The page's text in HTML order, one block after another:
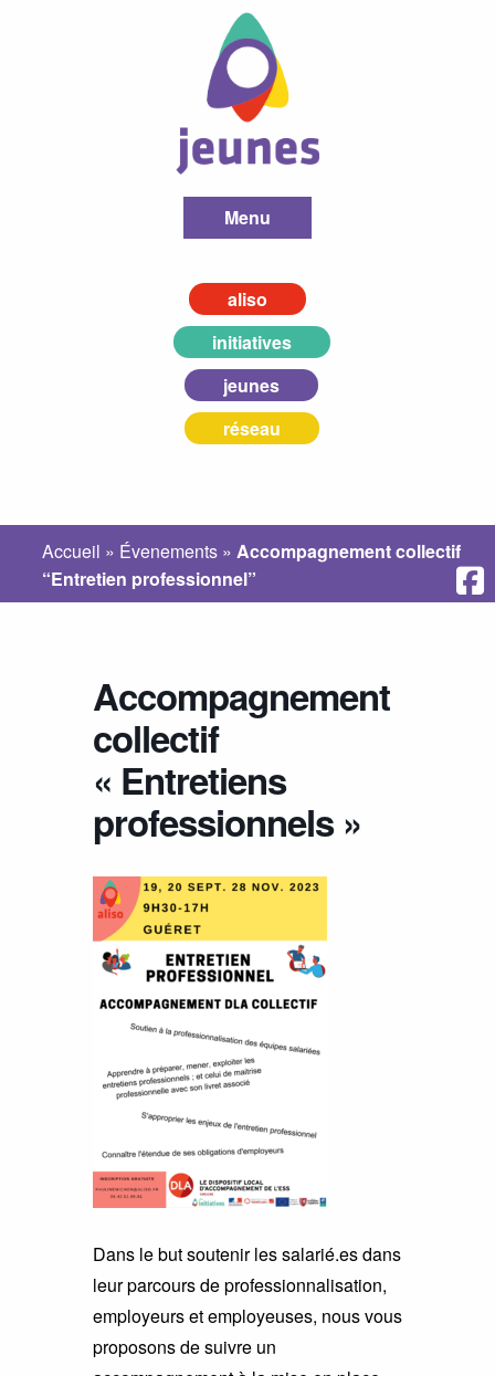
Menu
aliso
initiatives
jeunes
réseau
Accueil » Évenements »Accompagnement collectif
“Entretien professionnel”
Accompagnement
collectif
« Entretiens
professionnels »
Dans le but soutenir les salarié.es dans
leur parcours de professionnalisation,
employeurs et employeuses, nous vous
proposons de suivre un